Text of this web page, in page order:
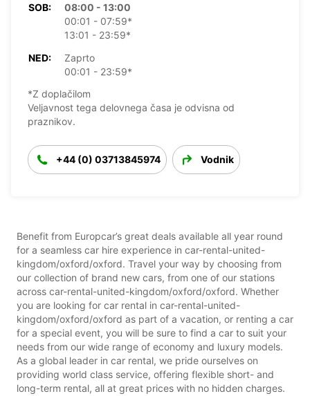
SOB:
08:00 - 13:00
00:01 - 07:59*
13:01 - 23:59*
NED:
Zaprto
00:01 - 23:59*
*Z doplačilom
Veljavnost tega delovnega časa je odvisna od
praznikov.
+44 (0) 03713845974 Vodnik
Benefit from Europcar’s great deals available all year round
for a seamless car hire experience in car-rental-united-
kingdom/oxford/oxford. Travel your way by choosing from
our collection of brand new cars, from one of our stations
across car-rental-united-kingdom/oxford/oxford. Whether
you are looking for car rental in car-rental-united-
kingdom/oxford/oxford as part of a vacation, or renting a car
for a special event, you will be sure to find a car to suit your
needs from our wide range of economy and luxury models.
As a global leader in car rental, we pride ourselves on
providing world class service, offering flexible short- and
long-term rental, all at great prices with no hidden charges.